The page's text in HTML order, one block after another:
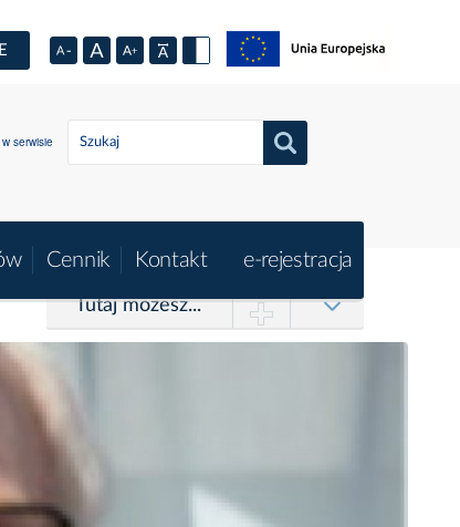
serwisie
Cennik Kontakt e-rejestracja
Tutaj możesz...